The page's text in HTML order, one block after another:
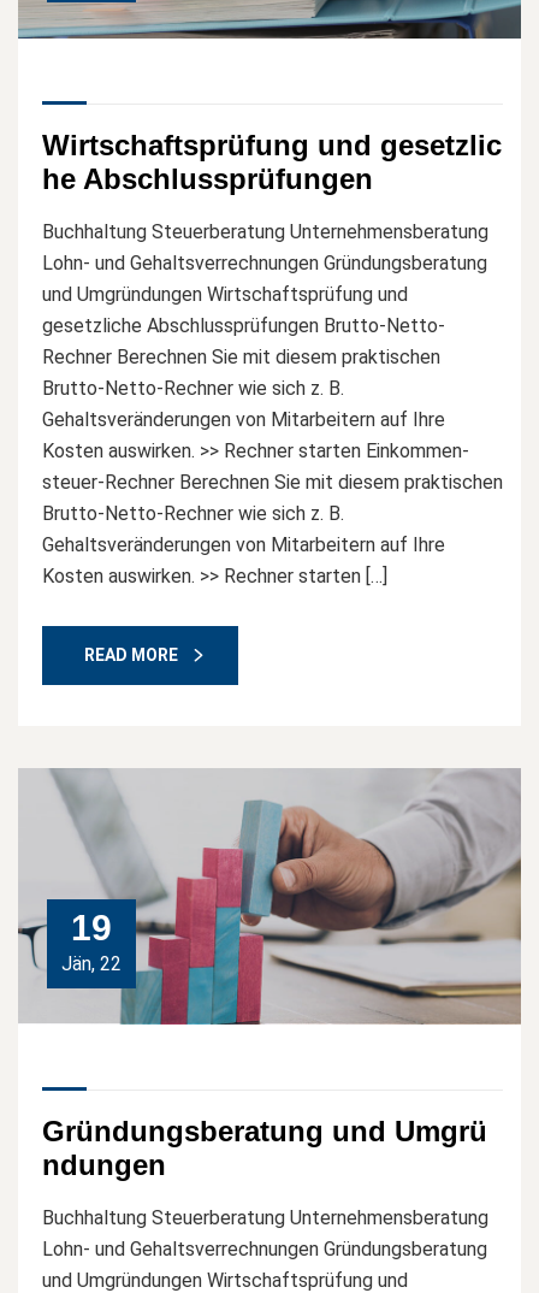
Wirtschaftsprüfung und gesetzlic
he Abschlussprüfungen
Buchhaltung Steuerberatung Unternehmensberatung
Lohn- und Gehaltsverrechnungen Gründungsberatung
und Umgründungen Wirtschaftsprüfung und
gesetzliche Abschlussprüfungen Brutto-Netto-
Rechner Berechnen Sie mit diesem praktischen
Brutto-Netto-Rechner wie sich z. B.
Gehaltsveränderungen von Mitarbeitern auf Ihre
Kosten auswirken. >> Rechner starten Einkommen-
steuer-Rechner Berechnen Sie mit diesem praktischen
Brutto-Netto-Rechner wie sich z. B.
Gehaltsveränderungen von Mitarbeitern auf Ihre
Kosten auswirken. >> Rechner starten […]
READ MORE
19
Jän, 22
Gründungsberatung und Umgrü
ndungen
Buchhaltung Steuerberatung Unternehmensberatung
Lohn- und Gehaltsverrechnungen Gründungsberatung
und Umgründungen Wirtschaftsprüfung und